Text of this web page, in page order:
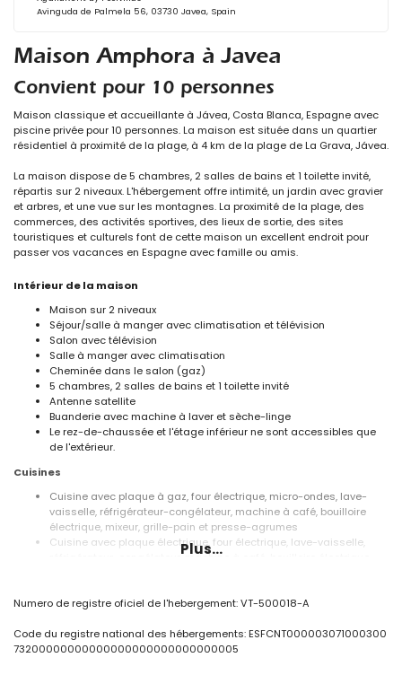
Maison Amphora à Javea
Convient pour 10 personnes
Maison classique et accueillante à Jávea, Costa Blanca, Espagne avec
piscine privée pour 10 personnes. La maison est située dans un quartier
résidentiel à proximité de la plage, à 4 km de la plage de La Grava, Jávea.
La maison dispose de 5 chambres, 2 salles de bains et 1 toilette invité,
répartis sur 2 niveaux. L'hébergement offre intimité, un jardin avec gravier
et arbres, et une vue sur les montagnes. La proximité de la plage, des
commerces, des activités sportives, des lieux de sortie, des sites
touristiques et culturels font de cette maison un excellent endroit pour
passer vos vacances en Espagne avec famille ou amis.
Intérieur de la maison
Maison sur 2 niveaux
Séjour/salle à manger avec climatisation et télévision
Salon avec télévision
Salle à manger avec climatisation
Cheminée dans le salon (gaz)
5 chambres, 2 salles de bains et 1 toilette invité
Antenne satellite
Buanderie avec machine à laver et sèche-linge
Le rez-de-chaussée et l'étage inférieur ne sont accessibles que
de l'extérieur.
Cuisines
Cuisine avec plaque à gaz, four électrique, micro-ondes, lave-
vaisselle, réfrigérateur-congélateur, machine à café, bouilloire
électrique, mixeur, grille-pain et presse-agrumes
Cuisine avec plaque électrique, four électrique, lave-vaisselle,
réfrigérateur-congélateur, machine à café, bouilloire électrique,
Chambres et salles de bains
(mesurant 200 par 90 cm)
2 chambres avec climatisation, chacune avec 2 lits simples
Plus...
Numero de registre oficiel de l'hebergement: VT-500018-A
Code du registre national des hébergements: ESFCNT000003071000300
73200000000000000000000000000005
Avinguda de Palmela 56, 03730 Javea, Spain